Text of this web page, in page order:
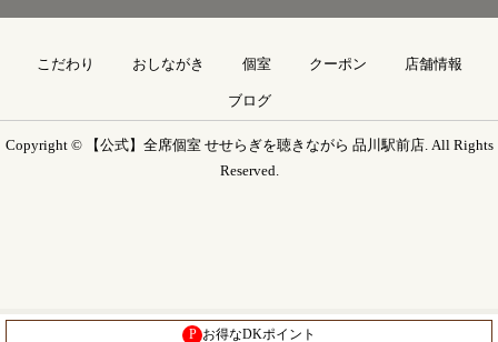
こだわり おしながき 個室 クーポン 店舗情報
ブログ
Copyright © 【公式】全席個室 せせらぎを聴きながら 品川駅前店. All Rights
Reserved.
P お得なDKポイント